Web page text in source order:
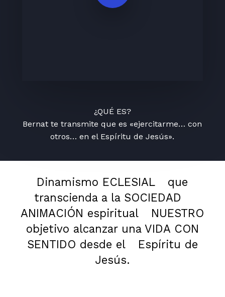
¿QUÉ ES?
Bernat te transmite que es «ejercitarme… con
otros… en el Espíritu de Jesús».
Dinamismo ECLESIAL
que
transcienda a la SOCIEDAD
ANIMACIÓN espiritual
NUESTRO
objetivo alcanzar una VIDA CON
SENTIDO desde el
Espíritu de
Jesús.